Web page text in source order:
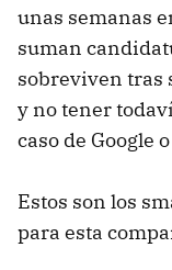
unas semanas
suman
sobreviven tras
y no tener
caso de Google
Estos son los
para esta